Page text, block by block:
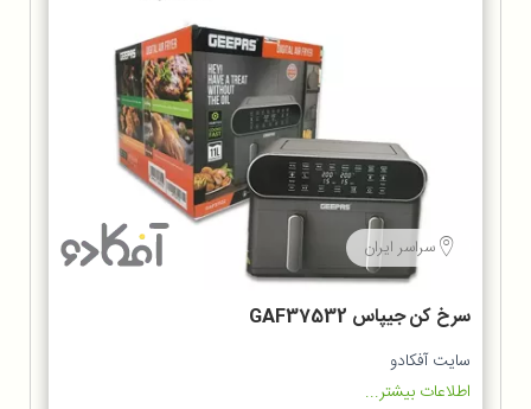
سراسر ایران
سرخ کن جیپاس GAF37532
سایت آفکادو
اطلاعات بیشتر...